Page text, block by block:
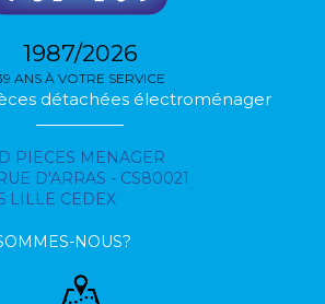
1987/2026
ANS À VOTRE SERVICE
détachées électroménager
PIECES MENAGER
D'ARRAS - CS80021
LILLE CEDEX
NOUS?